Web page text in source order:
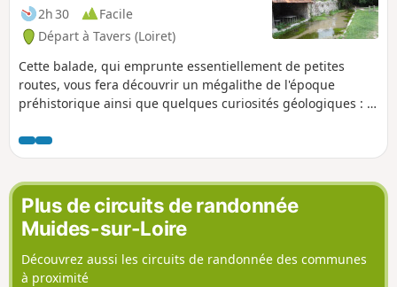
2h 30
Facile
Départ à Tavers (Loiret)
Cette balade, qui emprunte essentiellement de petites
routes, vous fera découvrir un mégalithe de l'époque
préhistorique ainsi que quelques curiosités géologiques : la
raison de l'enfouissement progressif de la rivière dans le
réseau karstique du calcaire de Beauce, ainsi que la
résurgence des Eaux Bleues à Tavers.
Plus de circuits de randonnée
Muides-sur-Loire
Découvrez aussi les circuits de randonnée des communes
à proximité